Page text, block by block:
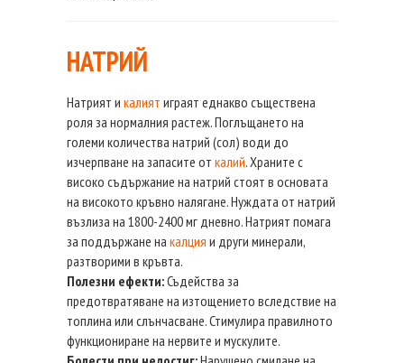
НАТРИЙ
Натрият и калият играят еднакво съществена
роля за нормалния растеж. Поглъщането на
големи количества натрий (сол) води до
изчерпване на запасите от калий. Храните с
високо съдържание на натрий стоят в основата
на високото кръвно налягане. Нуждата от натрий
възлиза на 1800-2400 мг дневно. Натрият помага
за поддържане на калция и други минерали,
разтворими в кръвта.
Полезни ефекти:Съдейства за
предотвратяване на изтощението вследствие на
топлина или слънчасване. Стимулира правилното
функциониране на нервите и мускулите.